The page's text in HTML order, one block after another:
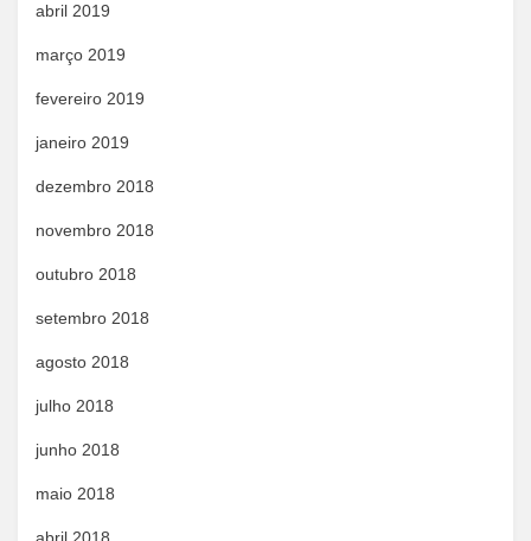
abril 2019
março 2019
fevereiro 2019
janeiro 2019
dezembro 2018
novembro 2018
outubro 2018
setembro 2018
agosto 2018
julho 2018
junho 2018
maio 2018